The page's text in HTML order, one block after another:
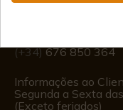
(+34)676 850 364
Informações ao
Segunda a Sexta
(Exceto feriados)